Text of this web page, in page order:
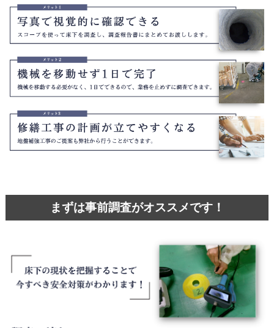
まずは事前調査がオススメです！